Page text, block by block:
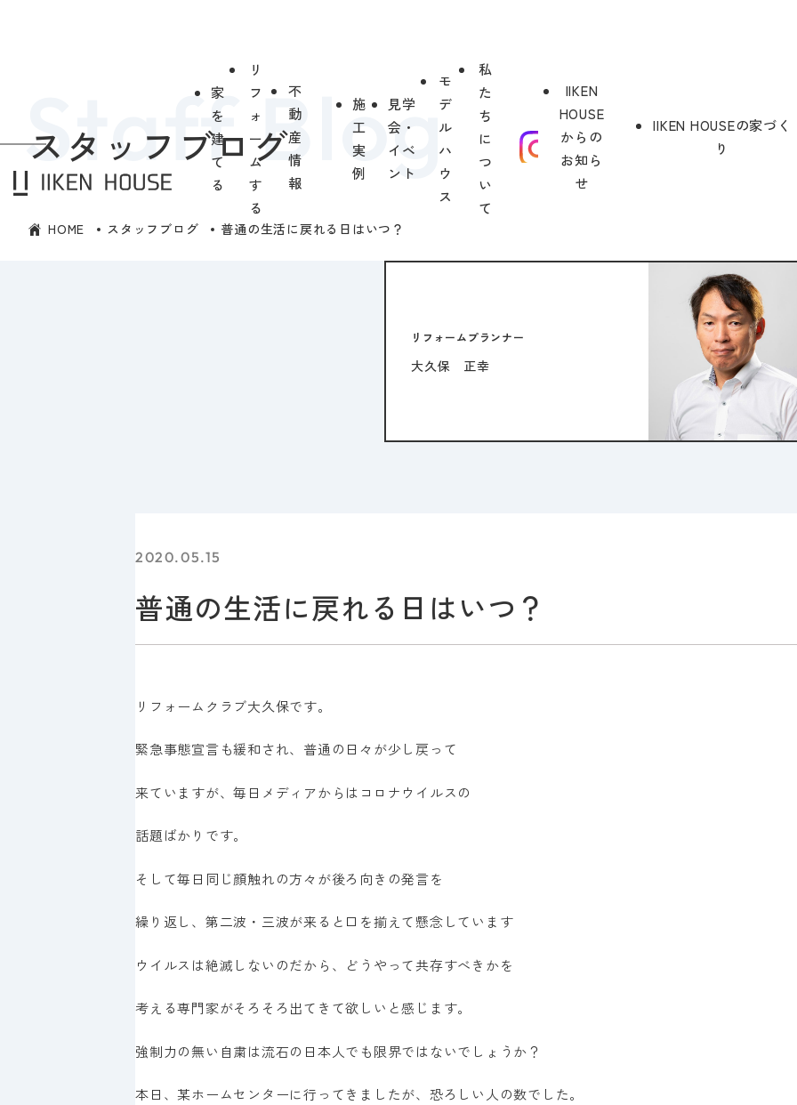
家
を
建
て
る
リ
フ
ォ
ー
ム
す
る
不
動
産
情
報
施
工
実
例
見学
会・
イベ
ント
モ
デ
ル
ハ
ウ
ス
私
た
ち
に
つ
い
て
IIKEN
HOUSE
からの
お知ら
せ
IIKEN HOUSEの家づく
り
スタッフブログ
HOME スタッフブログ 普通の生活に戻れる日はいつ？
リフォームプランナー
大久保 正幸
2020.05.15
普通の生活に戻れる日はいつ？
リフォームクラブ大久保です。
緊急事態宣言も緩和され、普通の日々が少し戻って
来ていますが、毎日メディアからはコロナウイルスの
話題ばかりです。
そして毎日同じ顔触れの方々が後ろ向きの発言を
繰り返し、第二波・三波が来ると口を揃えて懸念しています
ウイルスは絶滅しないのだから、どうやって共存すべきかを
考える専門家がそろそろ出てきて欲しいと感じます。
強制力の無い自粛は流石の日本人でも限界ではないでしょうか？
本日、某ホームセンターに行ってきましたが、恐ろしい人の数でした。